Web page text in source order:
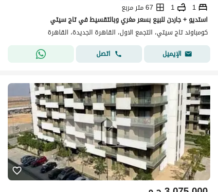
1
1
67 متر مربع
استديو + جاردن للبيع بسعر مغري وبالتقسيط في تاج سيتي
كومباوند تاج سيتي، التجمع الاول، القاهرة الجديدة، القاهرة
الإيميل
اتصل